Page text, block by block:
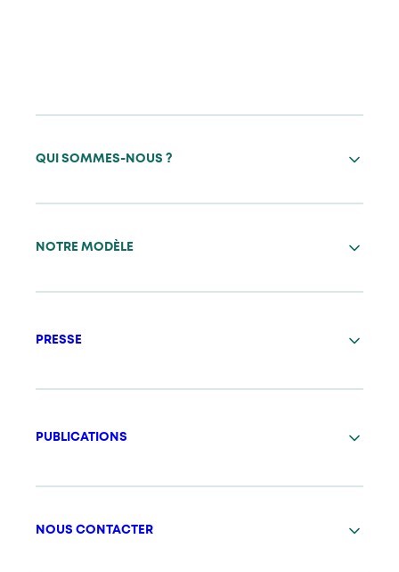
QUI SOMMES-NOUS ?
NOTRE MODÈLE
PRESSE
PUBLICATIONS
NOUS CONTACTER